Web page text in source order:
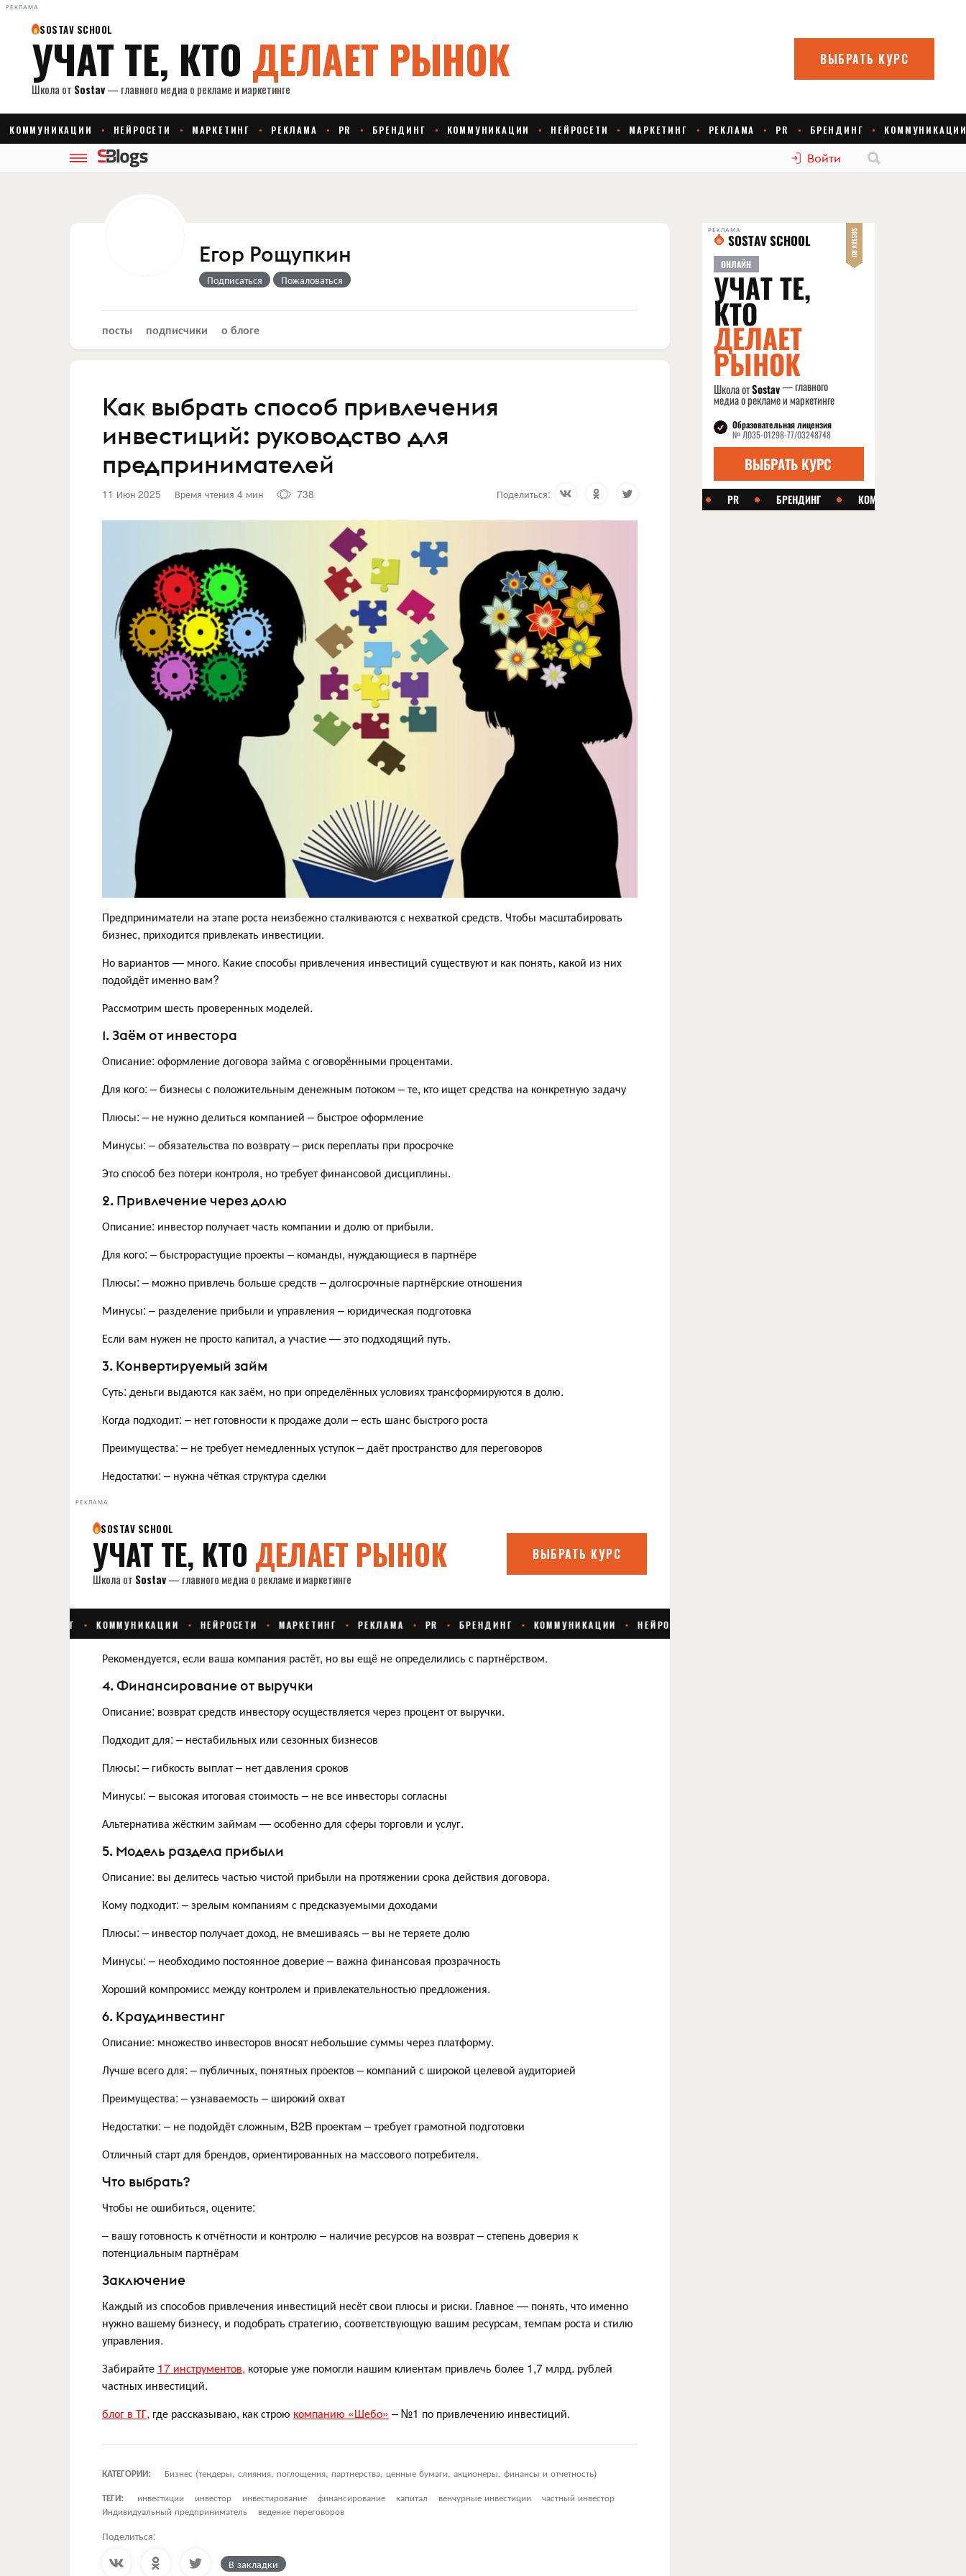
РЕКЛАМА
Войти
Егор Рощупкин
Подписаться Пожаловаться
посты подписчики о блоге
Как выбрать способ привлечения
инвестиций: руководство для
предпринимателей
11 Июн 2025 Время чтения 4 мин 738 Поделиться:
Предприниматели на этапе роста неизбежно сталкиваются с нехваткой средств. Чтобы масштабировать
бизнес, приходится привлекать инвестиции.
Но вариантов — много. Какие способы привлечения инвестиций существуют и как понять, какой из них
подойдёт именно вам?
Рассмотрим шесть проверенных моделей.
1. Заём от инвестора
Описание: оформление договора займа с оговорёнными процентами.
Для кого: – бизнесы с положительным денежным потоком – те, кто ищет средства на конкретную задачу
Плюсы: – не нужно делиться компанией – быстрое оформление
Минусы: – обязательства по возврату – риск переплаты при просрочке
Это способ без потери контроля, но требует финансовой дисциплины.
2. Привлечение через долю
Описание: инвестор получает часть компании и долю от прибыли.
Для кого: – быстрорастущие проекты – команды, нуждающиеся в партнёре
Плюсы: – можно привлечь больше средств – долгосрочные партнёрские отношения
Минусы: – разделение прибыли и управления – юридическая подготовка
Если вам нужен не просто капитал, а участие — это подходящий путь.
3. Конвертируемый займ
Суть: деньги выдаются как заём, но при определённых условиях трансформируются в долю.
Когда подходит: – нет готовности к продаже доли – есть шанс быстрого роста
Преимущества: – не требует немедленных уступок – даёт пространство для переговоров
Недостатки: – нужна чёткая структура сделки
РЕКЛАМА
Рекомендуется, если ваша компания растёт, но вы ещё не определились с партнёрством.
4. Финансирование от выручки
Описание: возврат средств инвестору осуществляется через процент от выручки.
Подходит для: – нестабильных или сезонных бизнесов
Плюсы: – гибкость выплат – нет давления сроков
Минусы: – высокая итоговая стоимость – не все инвесторы согласны
Альтернатива жёстким займам — особенно для сферы торговли и услуг.
5. Модель раздела прибыли
Описание: вы делитесь частью чистой прибыли на протяжении срока действия договора.
Кому подходит: – зрелым компаниям с предсказуемыми доходами
Плюсы: – инвестор получает доход, не вмешиваясь – вы не теряете долю
Минусы: – необходимо постоянное доверие – важна финансовая прозрачность
Хороший компромисс между контролем и привлекательностью предложения.
6. Краудинвестинг
Описание: множество инвесторов вносят небольшие суммы через платформу.
Лучше всего для: – публичных, понятных проектов – компаний с широкой целевой аудиторией
Преимущества: – узнаваемость – широкий охват
Недостатки: – не подойдёт сложным, B2B проектам – требует грамотной подготовки
Отличный старт для брендов, ориентированных на массового потребителя.
Что выбрать?
Чтобы не ошибиться, оцените:
– вашу готовность к отчётности и контролю – наличие ресурсов на возврат – степень доверия к
потенциальным партнёрам
Заключение
Каждый из способов привлечения инвестиций несёт свои плюсы и риски. Главное — понять, что именно
нужно вашему бизнесу, и подобрать стратегию, соответствующую вашим ресурсам, темпам роста и стилю
управления.
Забирайте 17 инструментов, которые уже помогли нашим клиентам привлечь более 1,7 млрд. рублей
частных инвестиций.
блог в ТГ, где рассказываю, как строю компанию «Шебо» – №1 по привлечению инвестиций.
КАТЕГОРИИ:
Бизнес (тендеры, слияния, поглощения, партнерства, ценные бумаги, акционеры, финансы и отчетность)
ТЕГИ:
инвестиции инвестор инвестирование финансирование капитал венчурные инвестиции
частный инвестор
Индивидуальный предприниматель
ведение переговоров
Поделиться:
В закладки
РЕКЛАМА